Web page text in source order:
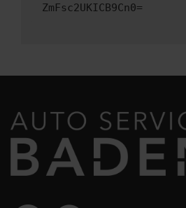
ZmFsc2UKICB9Cn0=